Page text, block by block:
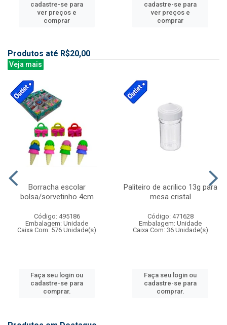
cadastre-se para
ver preços e
comprar
cadastre-se para
ver preços e
comprar
Produtos até R$20,00
Veja mais
Borracha escolar
bolsa/sorvetinho 4cm
Código: 495186
Embalagem: Unidade
Caixa Com: 576 Unidade(s)
Faça seu login ou
cadastre-se para
comprar.
Paliteiro de acrilico 13g para
mesa cristal
Código: 471628
Embalagem: Unidade
Caixa Com: 36 Unidade(s)
Faça seu login ou
cadastre-se para
comprar.